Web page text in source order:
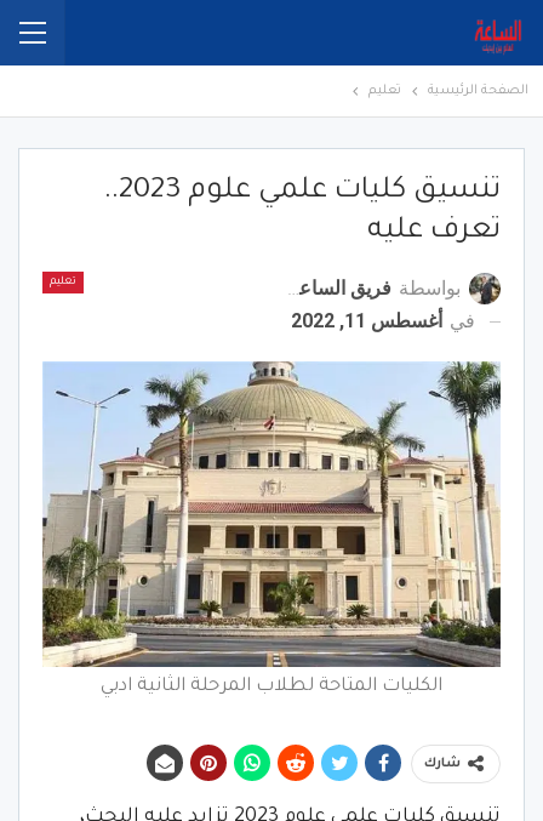
الصفحة الرئيسية تعليم
تنسيق كليات علمي علوم 2023..
تعرف عليه
تعليم بواسطة فريق الساعة برس
في أغسطس 11, 2022
الكليات المتاحة لطلاب المرحلة الثانية ادبي
شارك